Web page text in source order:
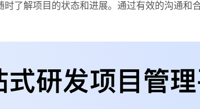
了解项目的状态和进展。通过有效的沟通和